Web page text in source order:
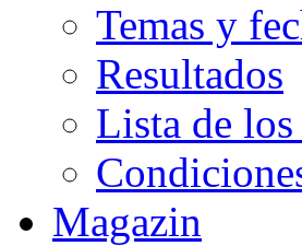
Temas y
Resultados
Lista de
Magazin